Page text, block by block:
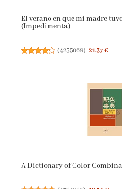
El verano en que mi madre
(Impedimenta)
(4255068) 21,37 €
A Dictionary of Color